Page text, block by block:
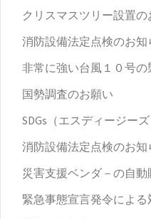
クリスマスツリー設置
消防設備法定点検のお知
非常に強い台風１０号の
国勢調査のお願い
SDGs（エスディージー
消防設備法定点検のお知
災害支援ベンダ－の自
緊急事態宣言発令による